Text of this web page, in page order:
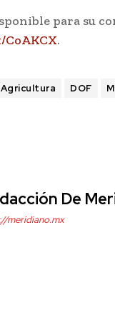
para su
.
Agricultura DOF
De
meridiano.mx